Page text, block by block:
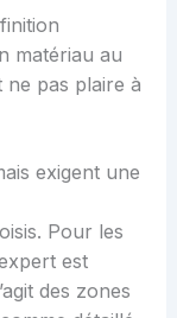
matériau au
ne pas plaire à
exigent une
Pour les
est
des zones